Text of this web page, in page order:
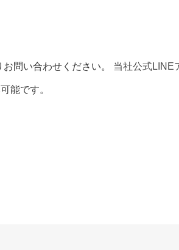
お問い合わせください。 当社公式LINE
能です。